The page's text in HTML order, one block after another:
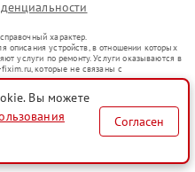
характер.
описания устройств, в отношении которых
услуги по ремонту. Услуги оказываются в
которые не связаны с
представителями.
в гражданский оборот в соответствии
индивидуализации услуг или введения
о предоставляемых услугах по
публичной офертой, определяемой
РФ
Вы можете
Согласен